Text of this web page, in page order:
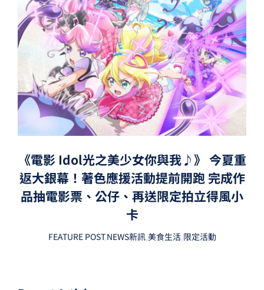
《電影 Idol光之美少女你與我♪》 今夏重
返大銀幕！著色應援活動提前開跑 完成作
品抽電影票、公仔、再送限定拍立得風小
卡
FEATURE POST,NEWS新訊,美食生活,限定活動